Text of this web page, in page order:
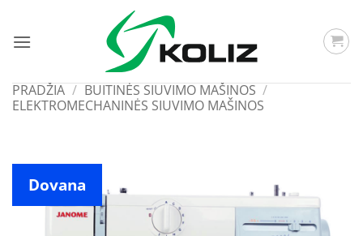
content
PRADŽIA / BUITINĖS SIUVIMO MAŠINOS /
ELEKTROMECHANINĖS SIUVIMO MAŠINOS
Dovana